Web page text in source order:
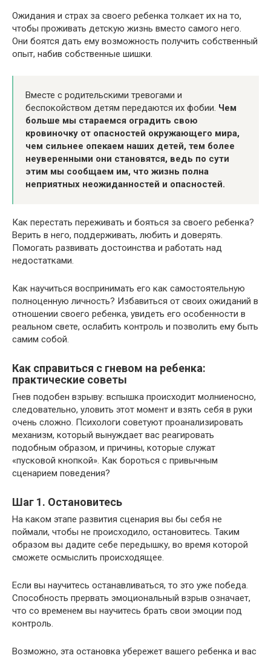
Ожидания и страх за своего ребенка толкает их на то,
чтобы проживать детскую жизнь вместо самого него.
Они боятся дать ему возможность получить собственный
опыт, набив собственные шишки.
Вместе с родительскими тревогами и
беспокойством детям передаются их фобии. Чем
больше мы стараемся оградить свою
кровиночку от опасностей окружающего мира,
чем сильнее опекаем наших детей, тем более
неуверенными они становятся, ведь по сути
этим мы сообщаем им, что жизнь полна
неприятных неожиданностей и опасностей.
Как перестать переживать и бояться за своего ребенка?
Верить в него, поддерживать, любить и доверять.
Помогать развивать достоинства и работать над
недостатками.
Как научиться воспринимать его как самостоятельную
полноценную личность? Избавиться от своих ожиданий в
отношении своего ребенка, увидеть его особенности в
реальном свете, ослабить контроль и позволить ему быть
самим собой.
Как справиться с гневом на ребенка:
практические советы
Гнев подобен взрыву: вспышка происходит молниеносно,
следовательно, уловить этот момент и взять себя в руки
очень сложно. Психологи советуют проанализировать
механизм, который вынуждает вас реагировать
подобным образом, и причины, которые служат
«пусковой кнопкой». Как бороться с привычным
сценарием поведения?
Шаг 1. Остановитесь
На каком этапе развития сценария вы бы себя не
поймали, чтобы не происходило, остановитесь. Таким
образом вы дадите себе передышку, во время которой
сможете осмыслить происходящее.
Если вы научитесь останавливаться, то это уже победа.
Способность прервать эмоциональный взрыв означает,
что со временем вы научитесь брать свои эмоции под
контроль.
Возможно, эта остановка убережет вашего ребенка и вас